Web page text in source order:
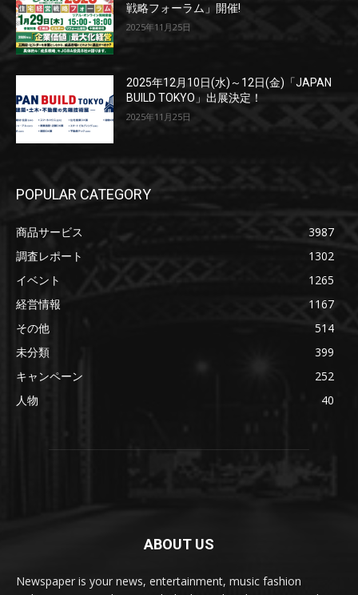
戦略フォーラム」開催!
2025年11月25日
2025年12月10日(水)～12日(金)「JAPAN
BUILD TOKYO」出展決定！
2025年11月25日
POPULAR CATEGORY
商品サービス
3987
調査レポート
1302
イベント
1265
経営情報
1167
その他
514
未分類
399
キャンペーン
252
人物
40
ABOUT US
Newspaper is your news, entertainment, music fashion